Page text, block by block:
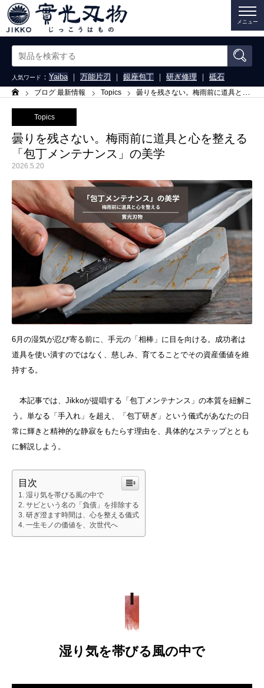
メニュー
人気ワード ： Yaiba｜ 万能片刃 ｜ 銀座包丁 ｜ 研ぎ修理 ｜ 砥石
ーム ブログ 最新情報 Topics 曇りを残さない。梅雨前に道具と心を整える「包丁メンテナンス」の美学
Topics
曇りを残さない。梅雨前に道具と心を整える
「包丁メンテナンス」の美学
2026.5.20
6月の湿気が忍び寄る前に、手元の「相棒」に目を向ける。成功者は
道具を使い潰すのではなく、慈しみ、育てることでその資産価値を維
持する。
本記事では、Jikkoが提唱する「包丁メンテナンス」の本質を紐解こ
う。単なる「手入れ」を超え、「包丁研ぎ」という儀式があなたの日
常に輝きと精神的な静寂をもたらす理由を、具体的なステップととも
に解説しよう。
目次
湿り気を帯びる風の中で
サビという名の「負債」を排除する
研ぎ澄ます時間は、心を整える儀式
一生モノの価値を、次世代へ
湿り気を帯びる風の中で